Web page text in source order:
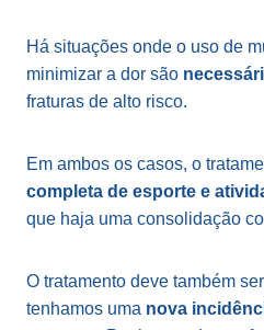
Há situações onde o uso de
minimizar a dor são
fraturas de alto risco.
Em ambos os casos, o
completa de esporte e
que haja uma consolidação
O tratamento deve também
tenhamos uma nova